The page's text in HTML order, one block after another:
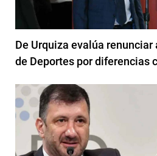
De Urquiza evalúa renunciar
de Deportes por diferencias